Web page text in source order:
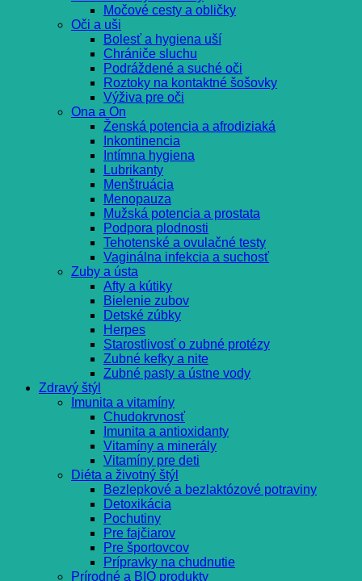
Močové cesty a obličky
Oči a uši
Bolesť a hygiena uší
Chrániče sluchu
Podráždené a suché oči
Roztoky na kontaktné šošovky
Výživa pre oči
Ona a On
Ženská potencia a afrodiziaká
Inkontinencia
Intímna hygiena
Lubrikanty
Menštruácia
Menopauza
Mužská potencia a prostata
Podpora plodnosti
Tehotenské a ovulačné testy
Vaginálna infekcia a suchosť
Zuby a ústa
Afty a kútiky
Bielenie zubov
Detské zúbky
Herpes
Starostlivosť o zubné protézy
Zubné kefky a nite
Zubné pasty a ústne vody
Zdravý štýl
Imunita a vitamíny
Chudokrvnosť
Imunita a antioxidanty
Vitamíny a minerály
Vitamíny pre deti
Diéta a životný štýl
Bezlepkové a bezlaktózové potraviny
Detoxikácia
Pochutiny
Pre fajčiarov
Pre športovcov
Prípravky na chudnutie
Prírodné a BIO produkty